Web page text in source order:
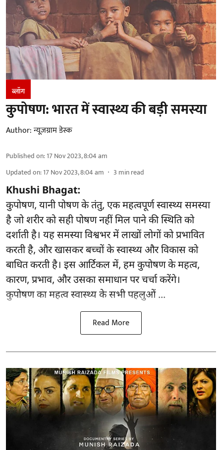
ब्लॉग
कुपोषण: भारत में स्वास्थ्य की बड़ी समस्या
Author:न्यूज़ग्राम डेस्क
Published on:17 Nov 2023, 8:04 am
Updated on:17 Nov 2023, 8:04 am 3 min read
Khushi Bhagat:
कुपोषण, यानी पोषण के तंतु, एक महत्वपूर्ण स्वास्थ्य समस्या
है जो शरीर को सही पोषण नहीं मिल पाने की स्थिति को
दर्शाती है। यह समस्या विश्वभर में लाखों लोगों को प्रभावित
करती है, और खासकर बच्चों के स्वास्थ्य और विकास को
बाधित करती है। इस आर्टिकल में, हम कुपोषण के महत्व,
कारण, प्रभाव, और उसका समाधान पर चर्चा करेंगे।
कुपोषण का महत्व स्वास्थ्य के सभी पहलुओं ...
Read More